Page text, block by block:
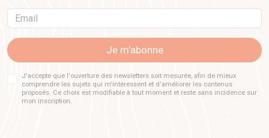
Email
Je m'abonne
J'accepte que l'ouverture des newsletters soit mesurée, afin de mieux
comprendre les sujets qui m'intéressent et d'améliorer les contenus
proposés. Ce choix est modifiable à tout moment et reste sans incidence sur
mon inscription.